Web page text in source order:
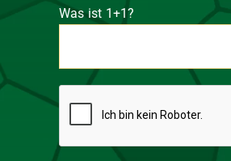
Was ist 1+1?